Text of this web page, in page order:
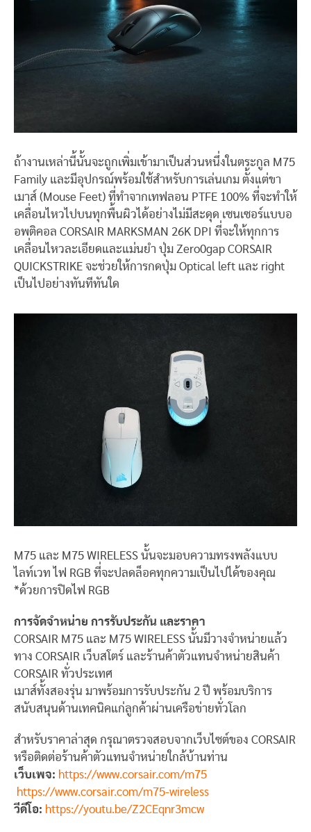
ถ้างานเหล่านี้นั้นจะถูกเพิ่มเข้ามาเป็นส่วนหนึ่งในตระกูล M75
Family และมีอุปกรณ์พร้อมใช้สำหรับการเล่นเกม ตั้งแต่ขา
เมาส์ ( Mouse Feet) ที่ทำจากเทฟลอน PTFE 100% ที่จะทำให้
เคลื่อนไหวไปบนทุกพื้นผิวได้อย่างไม่มีสะดุด เซนเซอร์แบบอ
อพติคอล CORSAIR MARKSMAN 26K DPI ที่จะให้ทุกการ
เคลื่อนไหวละเอียดและแม่นยำ ปุ่ม Zero0gap CORSAIR
QUICKSTRIKE จะช่วยให้การกดปุ่ม Optical left และ right
เป็นไปอย่างทันทีทันใด
M75 และ M75 WIRELESS นั้นจะมอบความทรงพลังแบบ
ไลท์เวท ไฟ RGB ที่จะปลดล็อคทุกความเป็นไปได้ของคุณ
*ด้วยการปิดไฟ RGB
การจัดจำหน่าย การรับประกัน และราคา
CORSAIR M75 และ M75 WIRELESS นั้นมีวางจำหน่ายแล้ว
ทาง CORSAIR เว็บสโตร์ และร้านค้าตัวแทนจำหน่ายสินค้า
CORSAIR ทั่วประเทศ
เมาส์ทั้งสองรุ่น มาพร้อมการรับประกัน 2 ปี พร้อมบริการ
สนับสนุนด้านเทคนิคแก่ลูกค้าผ่านเครือข่ายทั่วโลก
สำหรับราคาล่าสุด กรุณาตรวจสอบจากเว็บไซต์ของ CORSAIR
หรือติดต่อร้านค้าตัวแทนจำหน่ายใกล้บ้านท่าน
เว็บเพจ: https://www.corsair.com/m75
https://www.corsair.com/m75-wireless
วีดีโอ: https://youtu.be/Z2CEqnr3mcw